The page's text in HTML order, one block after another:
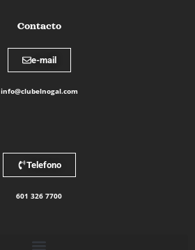
Contacto
e-mail
info@clubelnogal.com
Telefono
601 326 7700